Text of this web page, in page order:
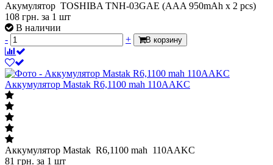
Акумулятор TOSHIBA TNH-03GAE (AAA 950mAh x 2 pcs)
108 грн. за 1 шт
В наличии
-
+ В корзину
Аккумулятор Mastak R6,1100 mah 110AAKC
Аккумулятор Mastak R6,1100 mah 110AAKC
81 грн. за 1 шт